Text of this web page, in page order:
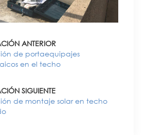
ANTERIOR
de portaequipajes
en el techo
SIGUIENTE
de montaje solar en techo